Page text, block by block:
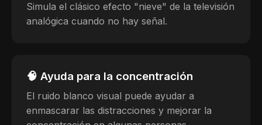
Simula el clásico efecto "nieve" de la televisión
analógica cuando no hay señal.
🧠 Ayuda para la concentración
El ruido blanco visual puede ayudar a
enmascarar las distracciones y mejorar la